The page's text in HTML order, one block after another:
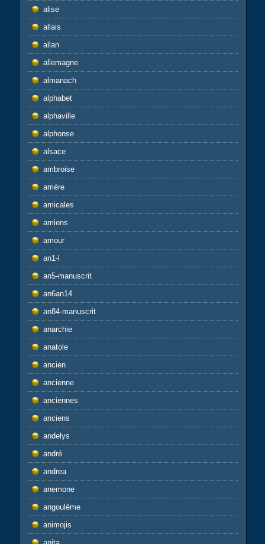
alise
allais
allan
allemagne
almanach
alphabet
alphaville
alphonse
alsace
ambroise
amère
amicales
amiens
amour
an1-l
an5-manuscrit
an6an14
an84-manuscrit
anarchie
anatole
ancien
ancienne
anciennes
anciens
andelys
andré
andrea
anemone
angoulême
animojis